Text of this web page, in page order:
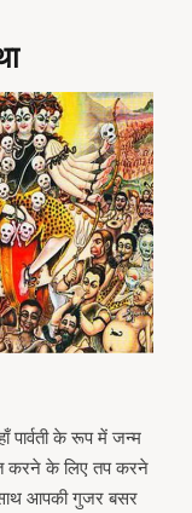
पार्वती के रूप में जन्म
करने के लिए तप करने
आपकी गुजर बसर